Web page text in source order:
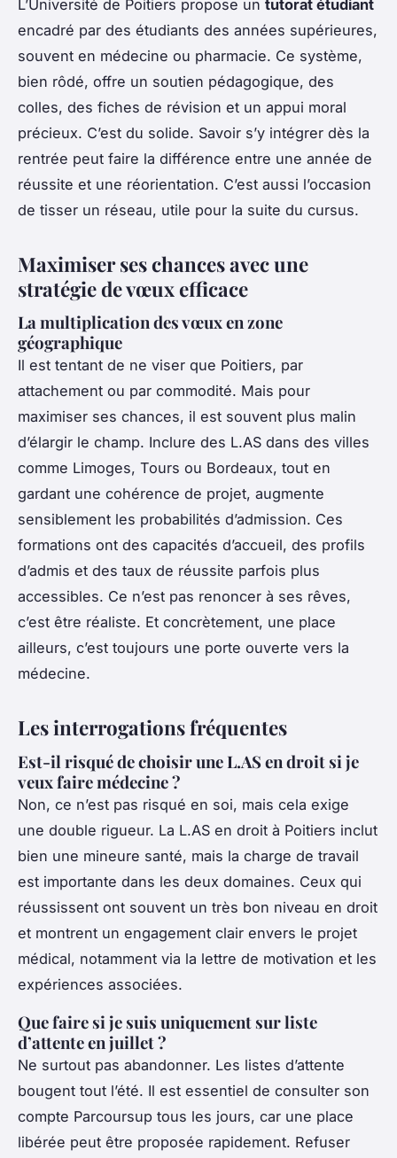
L’Université de Poitiers propose un tutorat étudiant
encadré par des étudiants des années supérieures,
souvent en médecine ou pharmacie. Ce système,
bien rôdé, offre un soutien pédagogique, des
colles, des fiches de révision et un appui moral
précieux. C’est du solide. Savoir s’y intégrer dès la
rentrée peut faire la différence entre une année de
réussite et une réorientation. C’est aussi l’occasion
de tisser un réseau, utile pour la suite du cursus.
Maximiser ses chances avec une
stratégie de vœux efficace
La multiplication des vœux en zone
géographique
Il est tentant de ne viser que Poitiers, par
attachement ou par commodité. Mais pour
maximiser ses chances, il est souvent plus malin
d’élargir le champ. Inclure des L.AS dans des villes
comme Limoges, Tours ou Bordeaux, tout en
gardant une cohérence de projet, augmente
sensiblement les probabilités d’admission. Ces
formations ont des capacités d’accueil, des profils
d’admis et des taux de réussite parfois plus
accessibles. Ce n’est pas renoncer à ses rêves,
c’est être réaliste. Et concrètement, une place
ailleurs, c’est toujours une porte ouverte vers la
médecine.
Les interrogations fréquentes
Est-il risqué de choisir une L.AS en droit si je
veux faire médecine ?
Non, ce n’est pas risqué en soi, mais cela exige
une double rigueur. La L.AS en droit à Poitiers inclut
bien une mineure santé, mais la charge de travail
est importante dans les deux domaines. Ceux qui
réussissent ont souvent un très bon niveau en droit
et montrent un engagement clair envers le projet
médical, notamment via la lettre de motivation et les
expériences associées.
Que faire si je suis uniquement sur liste
d’attente en juillet ?
Ne surtout pas abandonner. Les listes d’attente
bougent tout l’été. Il est essentiel de consulter son
compte Parcoursup tous les jours, car une place
libérée peut être proposée rapidement. Refuser